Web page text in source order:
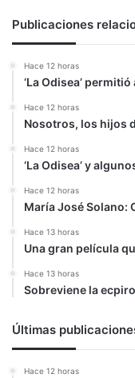
te
Publicaciones
Hace 12 horas
‘La Odisea’
Hace 12 horas
Nosotros, los hijos
Hace 12 horas
‘La Odisea’ y
Hace 12 horas
María José Solano:
Hace 13 horas
Una gran película
Hace 13 horas
Sobreviene la
Últimas
Hace 12 horas